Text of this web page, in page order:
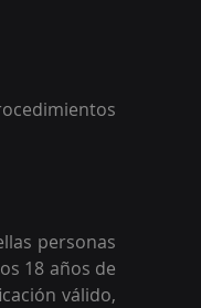
personas
18 años de
válido,